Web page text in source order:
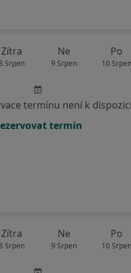
Zítra
Srpen
Ne
9 Srpen
Po
10 Srpen
termínu není k dispozici
termín
Zítra
Srpen
Ne
9 Srpen
Po
10 Srpen